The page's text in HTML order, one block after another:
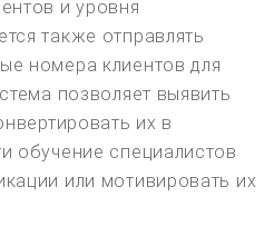
и уровня
также отправлять
номера клиентов для
позволяет выявить
их в
обучение специалистов
или мотивировать их